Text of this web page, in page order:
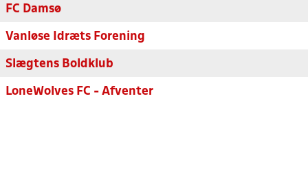
FC Damsø
Vanløse Idræts Forening
Slægtens Boldklub
LoneWolves FC - Afventer